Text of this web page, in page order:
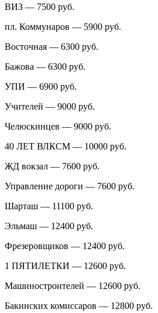
ВИЗ — 7500 руб.
пл. Коммунаров — 5900 руб.
Восточная — 6300 руб.
Бажова — 6300 руб.
УПИ — 6900 руб.
Учителей — 9000 руб.
Челюскинцев — 9000 руб.
40 ЛЕТ ВЛКСМ — 10000 руб.
ЖД вокзал — 7600 руб.
Управление дороги — 7600 руб.
Шарташ — 11100 руб.
Эльмаш — 12400 руб.
Фрезеровщиков — 12400 руб.
1 ПЯТИЛЕТКИ — 12600 руб.
Машиностроителей — 12600 руб.
Бакинских комиссаров — 12800 руб.